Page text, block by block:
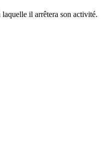
il arrêtera son activité.